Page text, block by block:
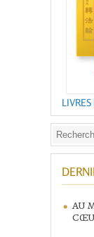
AU